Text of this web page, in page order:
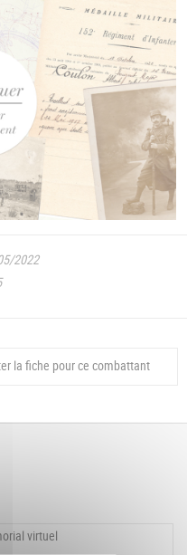
2022
la fiche pour ce combattant
virtuel